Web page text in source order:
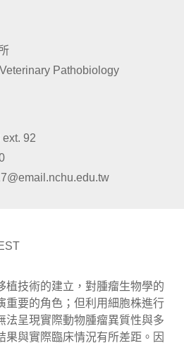
Pathobiology
92